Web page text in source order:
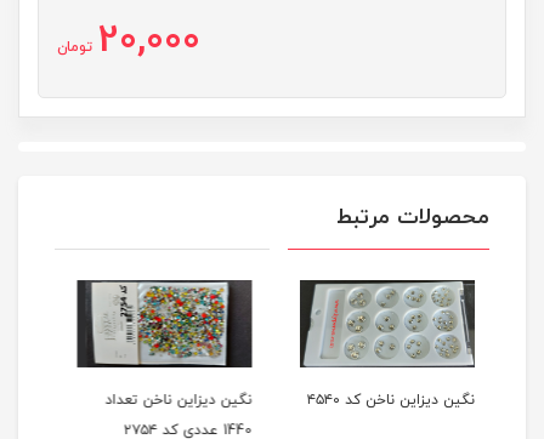
20,000 تومان
محصولات مرتبط
نگين ديزاين ناخن تعداد
نگين دور طلایی ديزاين ناخن
کد 220